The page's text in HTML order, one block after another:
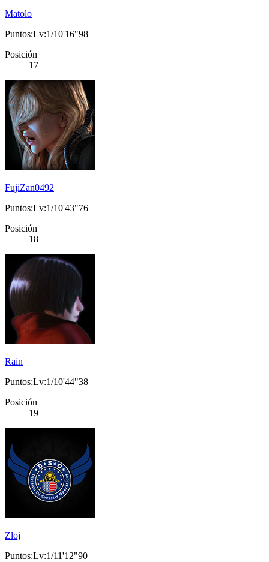
Matolo
Puntos:Lv:1/10'16"98
Posición
17
FujiZan0492
Puntos:Lv:1/10'43"76
Posición
18
Rain
Puntos:Lv:1/10'44"38
Posición
19
Zloj
Puntos:Lv:1/11'12"90